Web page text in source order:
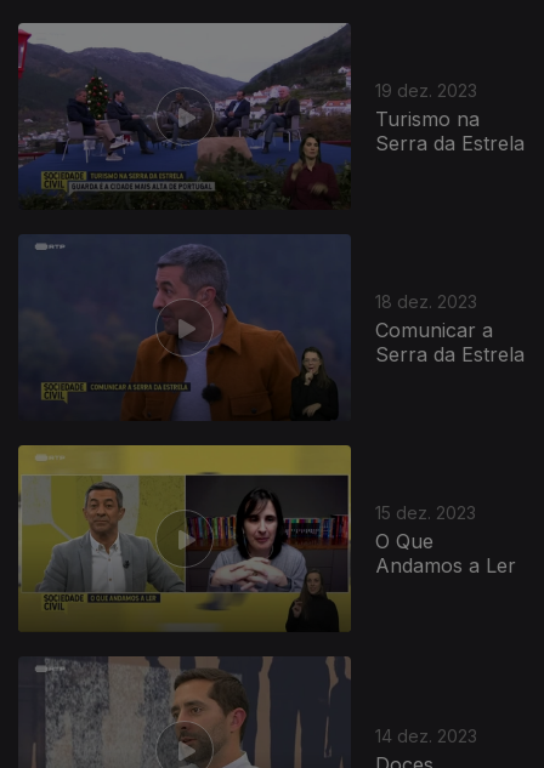
19 dez. 2023
Turismo na
Serra da Estrela
18 dez. 2023
Comunicar a
Serra da Estrela
15 dez. 2023
O Que
Andamos a Ler
14 dez. 2023